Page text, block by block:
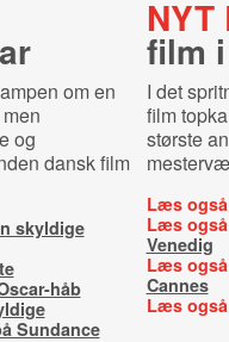
om en
og
dansk film
skyldige
håb
Sundance
NYT
film
I det
film
største
Læs
Læs
Venedig
Læs
Cannes
Læs